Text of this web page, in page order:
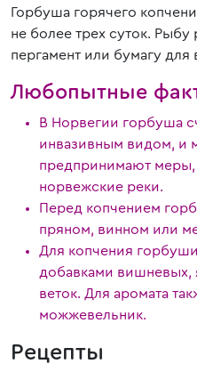
Горбуша горячего
не более трех суток.
пергамент или бумагу для
Любопытные
В Норвегии горбуша
инвазивным видом, и
предпринимают меры,
норвежские реки.
Перед копчением
пряном, винном или
Для копчения
добавками
веток. Для аромата
можжевельник.
Рецепты